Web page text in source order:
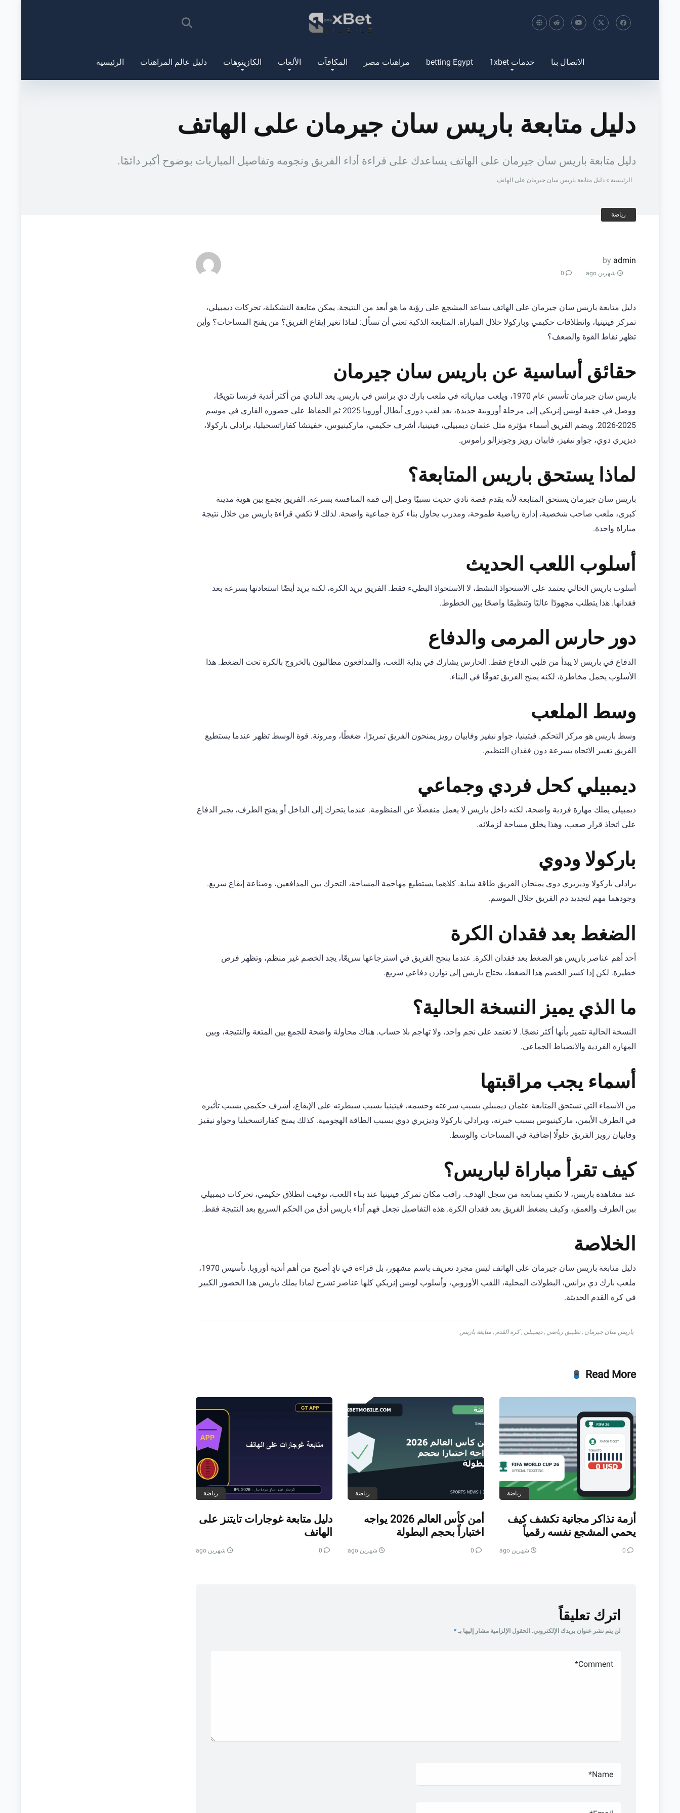
الرئيسية دليل عالم المراهنات الكازينوهات الألعاب المكافآت مراهنات مصر betting Egypt خدمات 1xbet الاتصال بنا
دليل متابعة باريس سان جيرمان على الهاتف
دليل متابعة باريس سان جيرمان على الهاتف يساعدك على قراءة أداء الفريق ونجومه وتفاصيل المباريات بوضوح أكبر دائمًا.
الرئيسية » دليل متابعة باريس سان جيرمان على الهاتف
رياضة
by admin
شهرين ago
دليل متابعة باريس سان جيرمان على الهاتف يساعد المشجع على رؤية ما هو أبعد من النتيجة. يمكن متابعة التشكيلة، تحركات ديمبيلي،
تمركز فيتينيا، وانطلاقات حكيمي وباركولا خلال المباراة. المتابعة الذكية تعني أن تسأل: لماذا تغير إيقاع الفريق؟ من يفتح المساحات؟ وأين
تظهر نقاط القوة والضعف؟
حقائق أساسية عن باريس سان جيرمان
باريس سان جيرمان تأسس عام 1970، ويلعب مبارياته في ملعب بارك دي برانس في باريس. يعد النادي من أكثر أندية فرنسا تتويجًا،
ووصل في حقبة لويس إنريكي إلى مرحلة أوروبية جديدة، بعد لقب دوري أبطال أوروبا 2025 ثم الحفاظ على حضوره القاري في موسم
2025-2026. ويضم الفريق أسماء مؤثرة مثل عثمان ديمبيلي، فيتينيا، أشرف حكيمي، ماركينيوس، خفيتشا كفاراتسخيليا، برادلي باركولا،
ديزيري دوي، جواو نيفيز، فابيان رويز وجونزالو راموس.
لماذا يستحق باريس المتابعة؟
باريس سان جيرمان يستحق المتابعة لأنه يقدم قصة نادي حديث نسبيًا وصل إلى قمة المنافسة بسرعة. الفريق يجمع بين هوية مدينة
كبرى، ملعب صاحب شخصية، إدارة رياضية طموحة، ومدرب يحاول بناء كرة جماعية واضحة. لذلك لا تكفي قراءة باريس من خلال نتيجة
مباراة واحدة.
أسلوب اللعب الحديث
أسلوب باريس الحالي يعتمد على الاستحواذ النشط، لا الاستحواذ البطيء فقط. الفريق يريد الكرة، لكنه يريد أيضًا استعادتها بسرعة بعد
فقدانها. هذا يتطلب مجهودًا عاليًا وتنظيمًا واضحًا بين الخطوط.
دور حارس المرمى والدفاع
الدفاع في باريس لا يبدأ من قلبي الدفاع فقط. الحارس يشارك في بداية اللعب، والمدافعون مطالبون بالخروج بالكرة تحت الضغط. هذا
الأسلوب يحمل مخاطرة، لكنه يمنح الفريق تفوقًا في البناء.
وسط الملعب
وسط باريس هو مركز التحكم. فيتينيا، جواو نيفيز وفابيان رويز يمنحون الفريق تمريرًا، ضغطًا، ومرونة. قوة الوسط تظهر عندما يستطيع
الفريق تغيير الاتجاه بسرعة دون فقدان التنظيم.
ديمبيلي كحل فردي وجماعي
ديمبيلي يملك مهارة فردية واضحة، لكنه داخل باريس لا يعمل منفصلًا عن المنظومة. عندما يتحرك إلى الداخل أو يفتح الطرف، يجبر الدفاع
على اتخاذ قرار صعب، وهذا يخلق مساحة لزملائه.
باركولا ودوي
برادلي باركولا وديزيري دوي يمنحان الفريق طاقة شابة. كلاهما يستطيع مهاجمة المساحة، التحرك بين المدافعين، وصناعة إيقاع سريع.
وجودهما مهم لتجديد دم الفريق خلال الموسم.
الضغط بعد فقدان الكرة
أحد أهم عناصر باريس هو الضغط بعد فقدان الكرة. عندما ينجح الفريق في استرجاعها سريعًا، يجد الخصم غير منظم، وتظهر فرص
خطيرة. لكن إذا كسر الخصم هذا الضغط، يحتاج باريس إلى توازن دفاعي سريع.
ما الذي يميز النسخة الحالية؟
النسخة الحالية تتميز بأنها أكثر نضجًا. لا تعتمد على نجم واحد، ولا تهاجم بلا حساب. هناك محاولة واضحة للجمع بين المتعة والنتيجة، وبين
المهارة الفردية والانضباط الجماعي.
أسماء يجب مراقبتها
من الأسماء التي تستحق المتابعة عثمان ديمبيلي بسبب سرعته وحسمه، فيتينيا بسبب سيطرته على الإيقاع، أشرف حكيمي بسبب تأثيره
في الطرف الأيمن، ماركينيوس بسبب خبرته، وبرادلي باركولا وديزيري دوي بسبب الطاقة الهجومية. كذلك يمنح كفاراتسخيليا وجواو نيفيز
وفابيان رويز الفريق حلولًا إضافية في المساحات والوسط.
كيف تقرأ مباراة لباريس؟
عند مشاهدة باريس، لا تكتفِ بمتابعة من سجل الهدف. راقب مكان تمركز فيتينيا عند بناء اللعب، توقيت انطلاق حكيمي، تحركات ديمبيلي
بين الطرف والعمق، وكيف يضغط الفريق بعد فقدان الكرة. هذه التفاصيل تجعل فهم أداء باريس أدق من الحكم السريع بعد النتيجة فقط.
الخلاصة
دليل متابعة باريس سان جيرمان على الهاتف ليس مجرد تعريف باسم مشهور، بل قراءة في نادٍ أصبح من أهم أندية أوروبا. تأسيس 1970،
ملعب بارك دي برانس، البطولات المحلية، اللقب الأوروبي، وأسلوب لويس إنريكي كلها عناصر تشرح لماذا يملك باريس هذا الحضور الكبير
في كرة القدم الحديثة.
باريس سان جيرمان ,تطبيق رياضي ,ديمبيلي ,كرة القدم , متابعة باريس
Read More
رياضة
أزمة تذاكر مجانية تكشف كيف
يحمي المشجع نفسه رقمياً
شهرين ago
رياضة
أمن كأس العالم 2026 يواجه
اختباراً بحجم البطولة
شهرين ago 0
رياضة
دليل متابعة غوجارات تايتنز على
الهاتف
شهرين ago 0
اترك تعليقاً
لن يتم نشر عنوان بريدك الإلكتروني. الحقول الإلزامية مشار إليها بـ *